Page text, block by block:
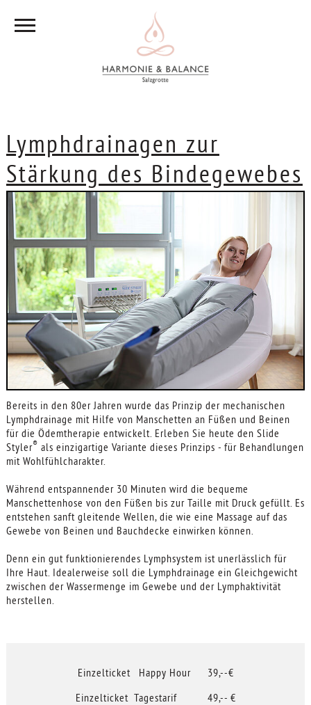
Lymphdrainagen zur
Stärkung des Bindegewebes
Bereits in den 80er Jahren wurde das Prinzip der mechanischen
Lymphdrainage mit Hilfe von Manschetten an Füßen und Beinen
für die Ödemtherapie entwickelt. Erleben Sie heute den Slide
Styler® als einzigartige Variante dieses Prinzips - für Behandlungen
mit Wohlfühlcharakter.
Während entspannender 30 Minuten wird die bequeme
Manschettenhose von den Füßen bis zur Taille mit Druck gefüllt. Es
entstehen sanft gleitende Wellen, die wie eine Massage auf das
Gewebe von Beinen und Bauchdecke einwirken können.
Denn ein gut funktionierendes Lymphsystem ist unerlässlich für
Ihre Haut. Idealerweise soll die Lymphdrainage ein Gleichgewicht
zwischen der Wassermenge im Gewebe und der Lymphaktivität
herstellen.
Einzelticket Happy Hour 39,--€
Einzelticket Tagestarif 49,-- €